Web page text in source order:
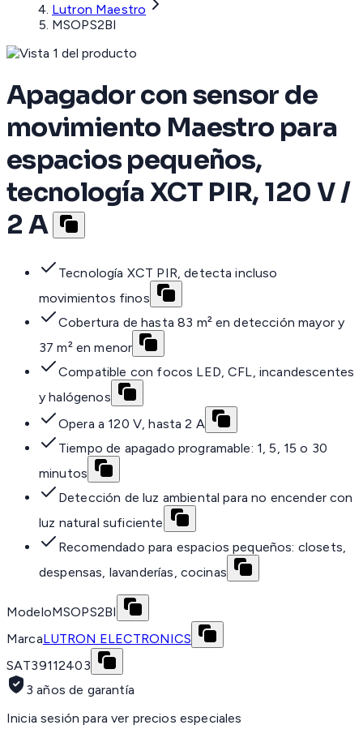
Lutron Maestro
MSOPS2BI
Apagador con sensor de
movimiento Maestro para
espacios pequeños,
tecnología XCT PIR, 120 V /
2 A
Tecnología XCT PIR, detecta incluso
movimientos finos
Cobertura de hasta 83 m² en detección mayor y
37 m² en menor
Compatible con focos LED, CFL, incandescentes
y halógenos
Opera a 120 V, hasta 2 A
Tiempo de apagado programable: 1, 5, 15 o 30
minutos
Detección de luz ambiental para no encender con
luz natural suficiente
Recomendado para espacios pequeños: closets,
despensas, lavanderías, cocinas
ModeloMSOPS2BI
MarcaLUTRON ELECTRONICS
SAT39112403
3 años de garantía
Inicia sesión para ver precios especiales